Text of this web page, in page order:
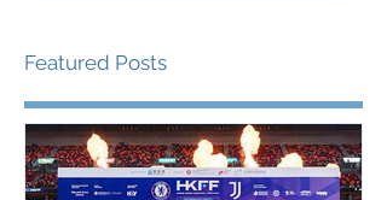
Featured Posts